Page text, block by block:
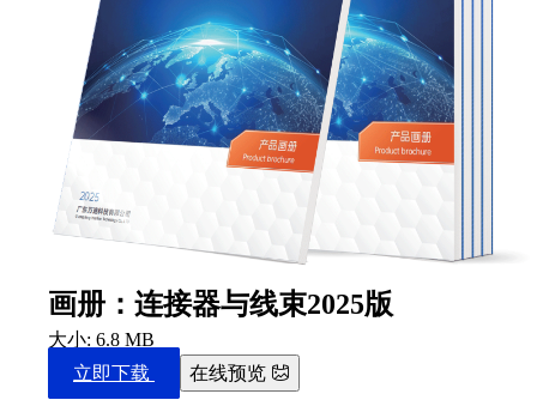
画册：连接器与线束2025版
大小: 6.8 MB
立即下载
在线预览